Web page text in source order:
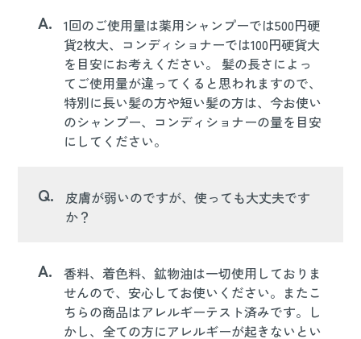
A.
1回のご使用量は薬用シャンプーでは500円硬
貨2枚大、コンディショナーでは100円硬貨大
を目安にお考えください。 髪の長さによっ
てご使用量が違ってくると思われますので、
特別に長い髪の方や短い髪の方は、今お使い
のシャンプー、コンディショナーの量を目安
にしてください。
Q.
皮膚が弱いのですが、使っても大丈夫です
か？
A.
香料、着色料、鉱物油は一切使用しておりま
せんので、安心してお使いください。またこ
ちらの商品はアレルギーテスト済みです。し
かし、全ての方にアレルギーが起きないとい